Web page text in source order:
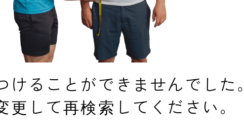
けることができませんでした。
更して再検索してください。